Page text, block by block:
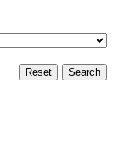
Search
Reset